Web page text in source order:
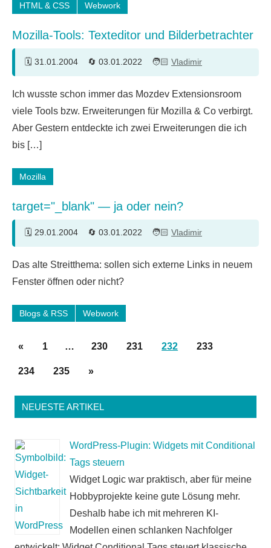
HTML & CSS Webwork
Mozilla-Tools: Texteditor und Bilderbetrachter
31.01.2004 03.01.2022 Vladimir
Kommentar
Ich wusste schon immer das Mozdev Extensionsroom
viele Tools bzw. Erweiterungen für Mozilla & Co verbirgt.
Aber Gestern entdeckte ich zwei Erweiterungen die ich
bis […]
Mozilla
target="_blank" — ja oder nein?
29.01.2004 03.01.2022 Vladimir
Kommentare
Das alte Streitthema: sollen sich externe Links in neuem
Fenster öffnen oder nicht?
Blogs & RSS Webwork
Seitennummerierung
Beiträge
«Vorherige
1 … 230 231 232 233
234 235
Nächste
»
NEUESTE ARTIKEL
WordPress-Plugin: Widgets mit Conditional
Tags steuern
Widget Logic war praktisch, aber für meine
Hobbyprojekte keine gute Lösung mehr.
Deshalb habe ich mit mehreren KI-
Modellen einen schlanken Nachfolger